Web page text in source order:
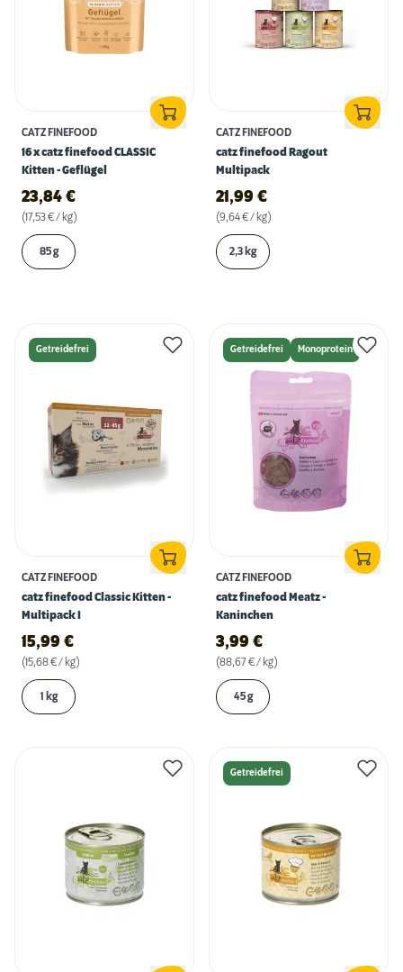
CATZ FINEFOOD
16 x catz finefood CLASSIC
Kitten - Geflügel
23,84 €
(17,53 € / kg)
85 g
CATZ FINEFOOD
catz finefood Ragout
Multipack
21,99 €
(9,64 € / kg)
2,3 kg
Getreidefrei
CATZ FINEFOOD
catz finefood Classic Kitten -
Multipack I
15,99 €
(15,68 € / kg)
1 kg
Getreidefrei Monoprotein
CATZ FINEFOOD
catz finefood Meatz -
Kaninchen
3,99 €
(88,67 € / kg)
45 g
Getreidefrei